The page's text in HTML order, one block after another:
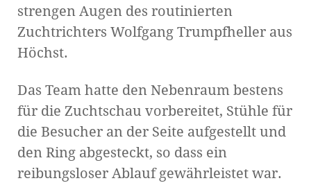
strengen Augen des routinierten
Zuchtrichters Wolfgang Trumpfheller aus
Höchst.
Das Team hatte den Nebenraum bestens
für die Zuchtschau vorbereitet, Stühle für
die Besucher an der Seite aufgestellt und
den Ring abgesteckt, so dass ein
reibungsloser Ablauf gewährleistet war.